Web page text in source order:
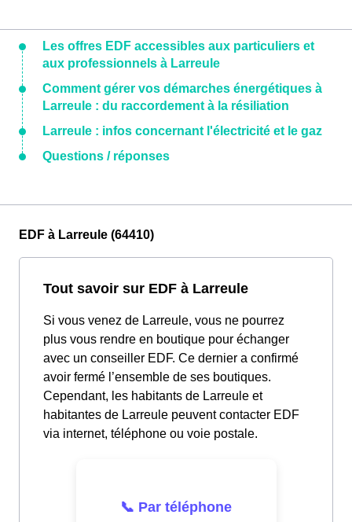
Les offres EDF accessibles aux particuliers et
aux professionnels à Larreule
Comment gérer vos démarches énergétiques à
Larreule : du raccordement à la résiliation
Larreule : infos concernant l'électricité et le gaz
Questions / réponses
EDF à Larreule (64410)
Tout savoir sur EDF à Larreule
Si vous venez de Larreule, vous ne pourrez
plus vous rendre en boutique pour échanger
avec un conseiller EDF. Ce dernier a confirmé
avoir fermé l’ensemble de ses boutiques.
Cependant, les habitants de Larreule et
habitantes de Larreule peuvent contacter EDF
via internet, téléphone ou voie postale.
📞 Par téléphone